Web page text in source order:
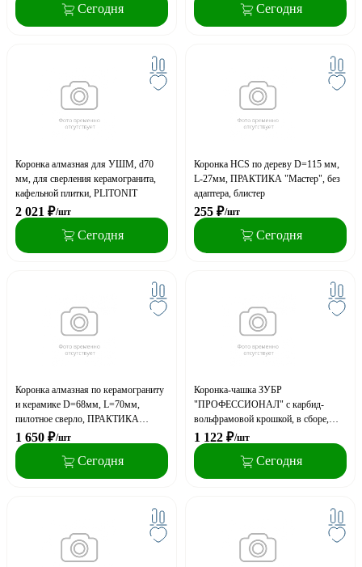
Сегодня Сегодня
Коронка алмазная для УШМ, d70
мм, для сверления керамогранита,
кафельной плитки, PLITONIT
2 021 ₽/шт
Сегодня
Коронка HCS по дереву D=115 мм,
L-27мм, ПРАКТИКА "Мастер", без
адаптера, блистер
255 ₽/шт
Сегодня
Коронка алмазная по керамограниту
и керамике D=68мм, L=70мм,
пилотное сверло, ПРАКТИКА
"Профи", блистер
1 650 ₽/шт
Сегодня
Коронка-чашка ЗУБР
"ПРОФЕССИОНАЛ" с карбид-
вольфрамовой крошкой, в сборе,
высота 25мм, d- 102мм
1 122 ₽/шт
Сегодня